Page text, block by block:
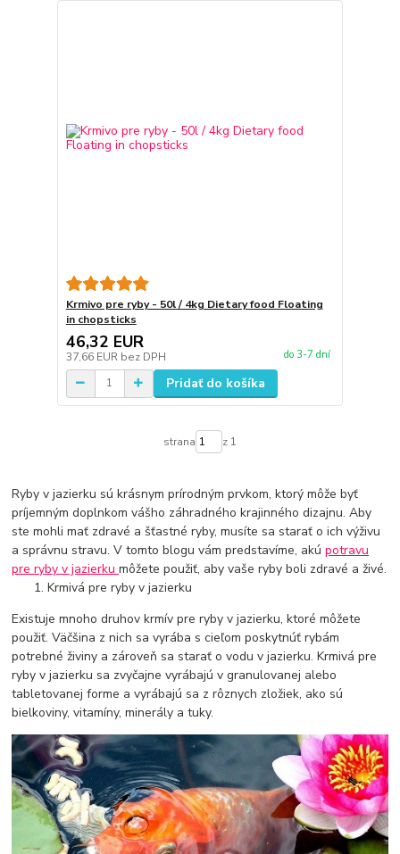
Krmivo pre ryby - 50l / 4kg Dietary food Floating
in chopsticks
46,32 EUR
37,66 EUR bez DPH do 3-7 dní
Pridať do košíka
strana z 1
Ryby v jazierku sú krásnym prírodným prvkom, ktorý môže byť
príjemným doplnkom vášho záhradného krajinného dizajnu. Aby
ste mohli mať zdravé a šťastné ryby, musíte sa starať o ich výživu
a správnu stravu. V tomto blogu vám predstavíme, akúpotravu
pre ryby v jazierkumôžete použiť, aby vaše ryby boli zdravé a živé.
Krmivá pre ryby v jazierku
Existuje mnoho druhov krmív pre ryby v jazierku, ktoré môžete
použiť. Väčšina z nich sa vyrába s cieľom poskytnúť rybám
potrebné živiny a zároveň sa starať o vodu v jazierku. Krmivá pre
ryby v jazierku sa zvyčajne vyrábajú v granulovanej alebo
tabletovanej forme a vyrábajú sa z rôznych zložiek, ako sú
bielkoviny, vitamíny, minerály a tuky.